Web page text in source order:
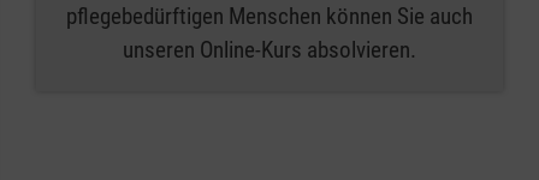
pflegebedürftigen Menschen können Sie auch
unseren Online-Kurs absolvieren.